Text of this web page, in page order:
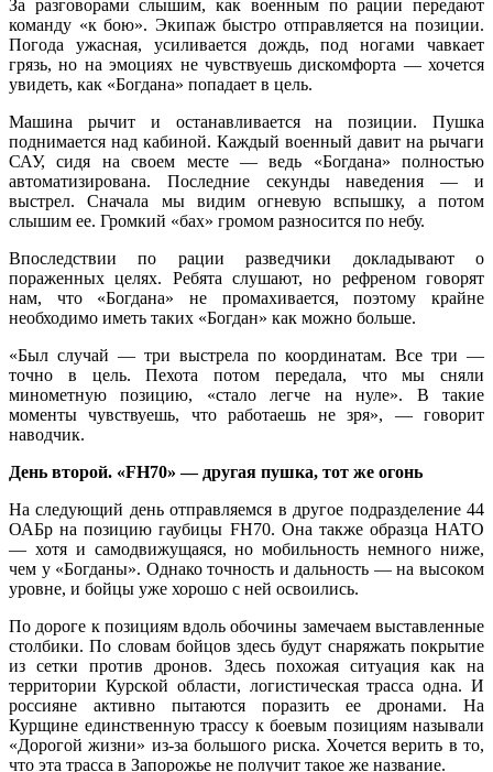
За разговорами слышим, как военным по рации передают
команду «к бою». Экипаж быстро отправляется на позиции.
Погода ужасная, усиливается дождь, под ногами чавкает
грязь, но на эмоциях не чувствуешь дискомфорта — хочется
увидеть, как «Богдана» попадает в цель.
Машина рычит и останавливается на позиции. Пушка
поднимается над кабиной. Каждый военный давит на рычаги
САУ, сидя на своем месте — ведь «Богдана» полностью
автоматизирована. Последние секунды наведения — и
выстрел. Сначала мы видим огневую вспышку, а потом
слышим ее. Громкий «бах» громом разносится по небу.
Впоследствии по рации разведчики докладывают о
пораженных целях. Ребята слушают, но рефреном говорят
нам, что «Богдана» не промахивается, поэтому крайне
необходимо иметь таких «Богдан» как можно больше.
«Был случай — три выстрела по координатам. Все три —
точно в цель. Пехота потом передала, что мы сняли
минометную позицию, «стало легче на нуле». В такие
моменты чувствуешь, что работаешь не зря», — говорит
наводчик.
День второй. «FH70» — другая пушка, тот же огонь
На следующий день отправляемся в другое подразделение 44
ОАБр на позицию гаубицы FH70. Она также образца НАТО
— хотя и самодвижущаяся, но мобильность немного ниже,
чем у «Богданы». Однако точность и дальность — на высоком
уровне, и бойцы уже хорошо с ней освоились.
По дороге к позициям вдоль обочины замечаем выставленные
столбики. По словам бойцов здесь будут снаряжать покрытие
из сетки против дронов. Здесь похожая ситуация как на
территории Курской области, логистическая трасса одна. И
россияне активно пытаются поразить ее дронами. На
Курщине единственную трассу к боевым позициям называли
«Дорогой жизни» из-за большого риска. Хочется верить в то,
что эта трасса в Запорожье не получит такое же название.